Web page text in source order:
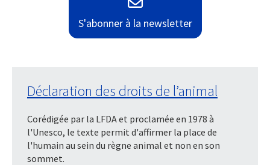
S'abonner à la newsletter
Déclaration des droits de l’animal
Corédigée par la LFDA et proclamée en 1978 à
l'Unesco, le texte permit d'affirmer la place de
l'humain au sein du règne animal et non en son
sommet.